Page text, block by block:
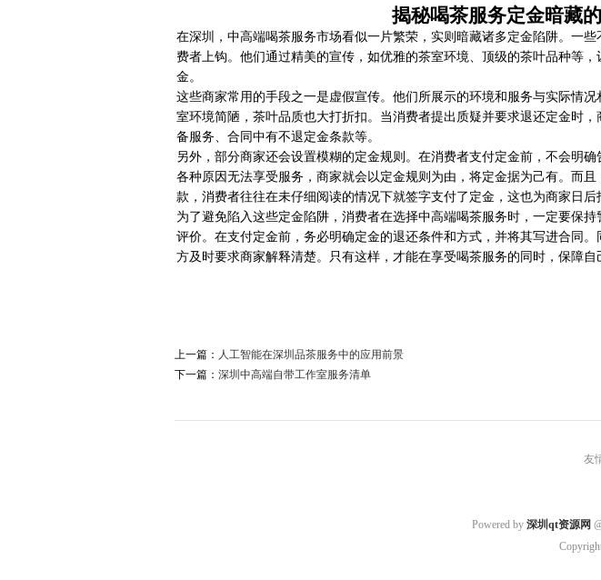
揭秘喝茶服务定金暗藏
在深圳，中高端喝茶服务市场看似一片繁荣，实则暗藏诸多定金陷阱。一
费者上钩。他们通过精美的宣传，如优雅的茶室环境、顶级的茶叶品种等
金。
这些商家常用的手段之一是虚假宣传。他们所展示的环境和服务与实际情
室环境简陋，茶叶品质也大打折扣。当消费者提出质疑并要求退还定金时
备服务、合同中有不退定金条款等。
另外，部分商家还会设置模糊的定金规则。在消费者支付定金前，不会明
各种原因无法享受服务，商家就会以定金规则为由，将定金据为己有。而
款，消费者往往在未仔细阅读的情况下就签字支付了定金，这也为商家日后
为了避免陷入这些定金陷阱，消费者在选择中高端喝茶服务时，一定要保
评价。在支付定金前，务必明确定金的退还条件和方式，并将其写进合同
方及时要求商家解释清楚。只有这样，才能在享受喝茶服务的同时，保障自
上一篇： 人工智能在深圳品茶服务中的应用前景
下一篇： 深圳中高端自带工作室服务清单
友
Powered by 深圳qt资源网